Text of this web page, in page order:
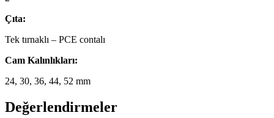
Çıta:
Tek tırnaklı – PCE contalı
Cam Kalınlıkları:
24, 30, 36, 44, 52 mm
Değerlendirmeler